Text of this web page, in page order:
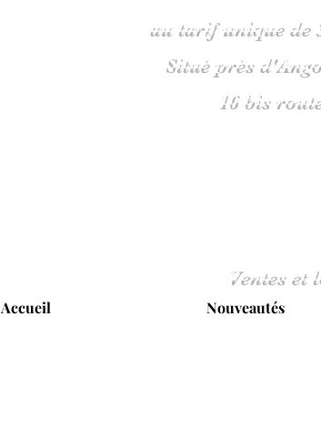
au tarif unique de
Situé près
16 bis
Ventes et
Accueil Nouveautés